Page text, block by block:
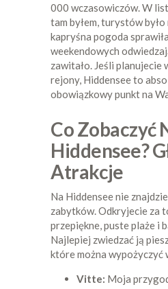
000 wczasowiczów. W
tam byłem, turystów było
kapryśna pogoda
weekendowych
zawitało. Jeśli planujecie
rejony, Hiddensee to
obowiązkowy punkt na
Co Zobaczyć
Hiddensee?
Atrakcje
Na Hiddensee nie
zabytków. Odkryjecie za
przepiękne, puste plaże i
Najlepiej zwiedzać ją
które można wypożyczyć
Vitte: Moja